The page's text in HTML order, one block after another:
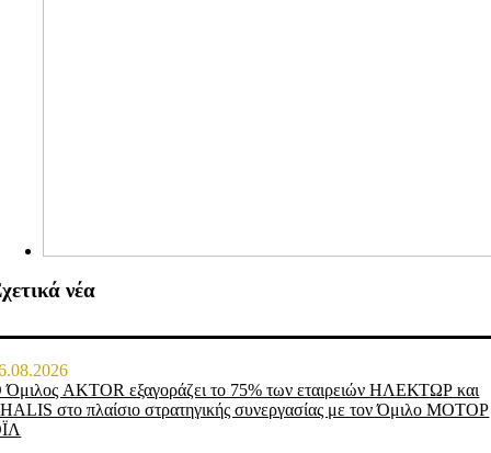
νέα
AKTOR εξαγοράζει το 75% των εταιρειών ΗΛΕΚΤΩΡ και
στο πλαίσιο στρατηγικής συνεργασίας με τον Όμιλο ΜΟΤΟΡ